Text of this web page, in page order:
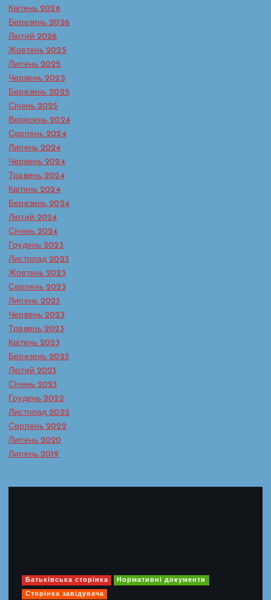
Квітень 2026
Березень 2026
Лютий 2026
Жовтень 2025
Липень 2025
Червень 2025
Березень 2025
Січень 2025
Вересень 2024
Серпень 2024
Липень 2024
Червень 2024
Травень 2024
Квітень 2024
Березень 2024
Лютий 2024
Січень 2024
Грудень 2023
Листопад 2023
Жовтень 2023
Серпень 2023
Липень 2023
Червень 2023
Травень 2023
Квітень 2023
Березень 2023
Лютий 2023
Січень 2023
Грудень 2022
Листопад 2022
Серпень 2022
Липень 2020
Липень 2019
Батьківська сторінка Нормативні документи
Сторінка завідувача